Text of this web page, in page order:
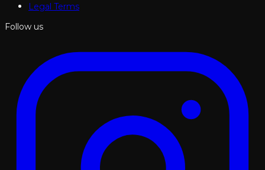
Legal Terms
Follow us